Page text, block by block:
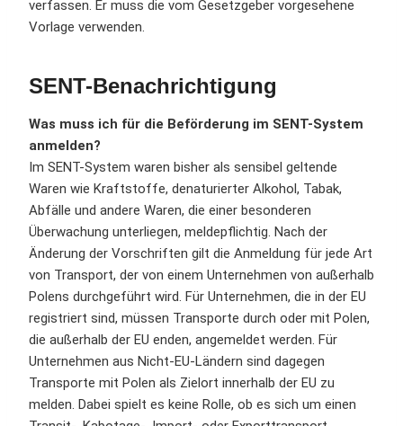
verfassen. Er muss die vom Gesetzgeber vorgesehene
Vorlage verwenden.
SENT-Benachrichtigung
Was muss ich für die Beförderung im SENT-System
anmelden?
Im SENT-System waren bisher als sensibel geltende
Waren wie Kraftstoffe, denaturierter Alkohol, Tabak,
Abfälle und andere Waren, die einer besonderen
Überwachung unterliegen, meldepflichtig. Nach der
Änderung der Vorschriften gilt die Anmeldung für jede Art
von Transport, der von einem Unternehmen von außerhalb
Polens durchgeführt wird. Für Unternehmen, die in der EU
registriert sind, müssen Transporte durch oder mit Polen,
die außerhalb der EU enden, angemeldet werden. Für
Unternehmen aus Nicht-EU-Ländern sind dagegen
Transporte mit Polen als Zielort innerhalb der EU zu
melden. Dabei spielt es keine Rolle, ob es sich um einen